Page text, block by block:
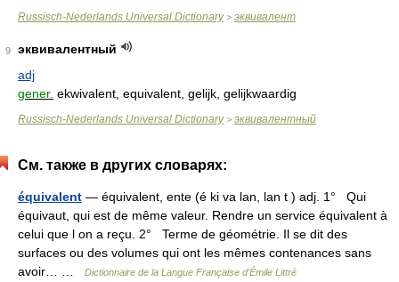
Russisch-Nederlands Universal Dictionary> эквивалент
9
эквивалентный
adj
gener. ekwivalent, equivalent, gelijk, gelijkwaardig
Russisch-Nederlands Universal Dictionary> эквивалентный
См. также в других словарях:
équivalent — équivalent, ente (é ki va lan, lan t ) adj. 1° Qui
équivaut, qui est de même valeur. Rendre un service équivalent à
celui que l on a reçu. 2° Terme de géométrie. Il se dit des
surfaces ou des volumes qui ont les mêmes contenances sans
avoir… …
Dictionnaire de la Langue Française d'Émile Littré